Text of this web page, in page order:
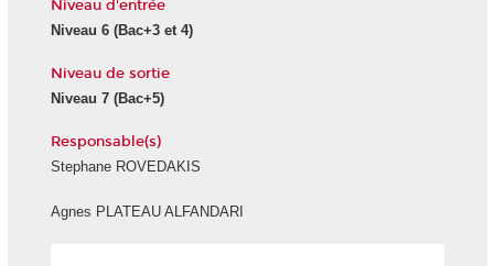
Niveau d'entrée
Niveau 6(Bac+3 et 4)
Niveau de sortie
Niveau 7(Bac+5)
Responsable(s)
Stephane ROVEDAKIS
Agnes PLATEAU ALFANDARI